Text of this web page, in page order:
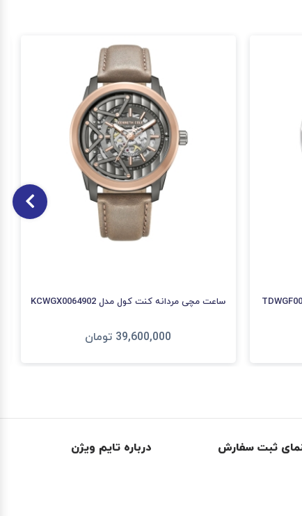
ساعت مچی مردانه کنت کول مدل KCWGX0064902
39,600,000 تومان
ثبت سفارش
درباره تایم ویژن